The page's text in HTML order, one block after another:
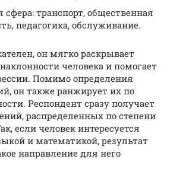
сфера: транспорт, общественная
педагогика, обслуживание.
он мягко раскрывает
человека и помогает
Помимо определения
он также ранжирует их по
Респондент сразу получает
распределенных по степени
если человек интересуется
и математикой, результат
направление для него